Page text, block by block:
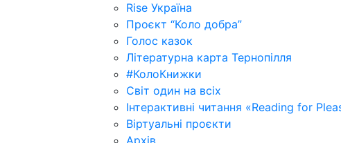
Rise Україна
Проєкт “Коло добра”
Голос казок
Літературна карта Тернопілля
#КолоКнижки
Світ один на всіх
Інтерактивні читання «Reading for
Віртуальні проєкти
Архів